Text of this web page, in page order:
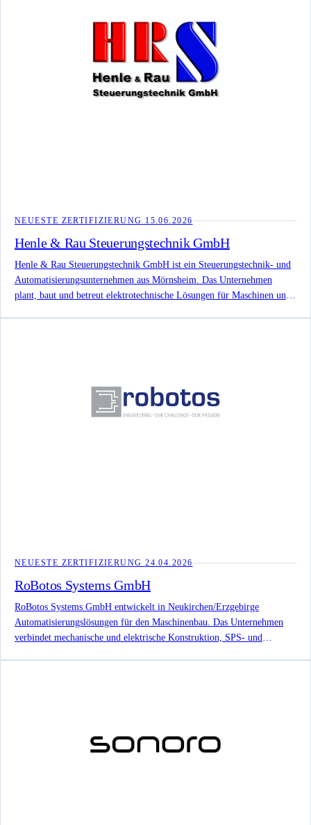
NEUESTE ZERTIFIZIERUNG 15.06.2026
Henle & Rau Steuerungstechnik GmbH
Henle & Rau Steuerungstechnik GmbH ist ein Steuerungstechnik- und
Automatisierungsunternehmen aus Mörnsheim. Das Unternehmen
plant, baut und betreut elektrotechnische Lösungen für Maschinen und
NEUESTE ZERTIFIZIERUNG24.04.2026
RoBotos Systems GmbH
RoBotos Systems GmbH entwickelt in Neukirchen/Erzgebirge
Automatisierungslösungen für den Maschinenbau. Das Unternehmen
verbindet mechanische und elektrische Konstruktion, SPS- und